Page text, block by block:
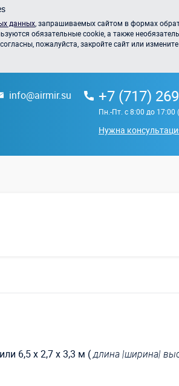
данных , запрашиваемых сайтом в формах
обязательные cookie, а также
пожалуйста, закройте сайт или измените
info@airmir.su +7 (717)
Пн.-Пт. с 8:00 до 17:00
Нужна
6,5 х 2,7 х 3,3 м (длина |ширина|